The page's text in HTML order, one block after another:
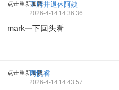
点击重新加载王府井退休阿姨
2026-4-14 14:36:36
mark一下回头看
点击重新加载
周悦睿
2026-4-14 14:43:57